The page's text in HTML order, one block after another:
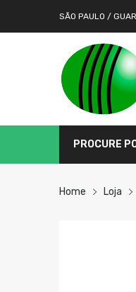
SÃO PAULO /
PROCURE
Home Loja